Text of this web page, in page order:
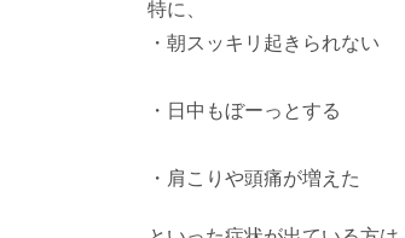
特に、
・朝スッキリ起きられない
・日中もぼーっとする
・肩こりや頭痛が増えた